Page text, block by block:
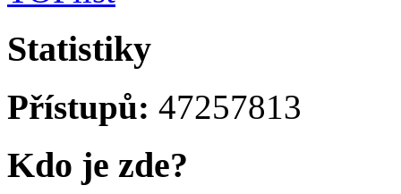
Statistiky
Přístupů: 47257813
Kdo je zde?